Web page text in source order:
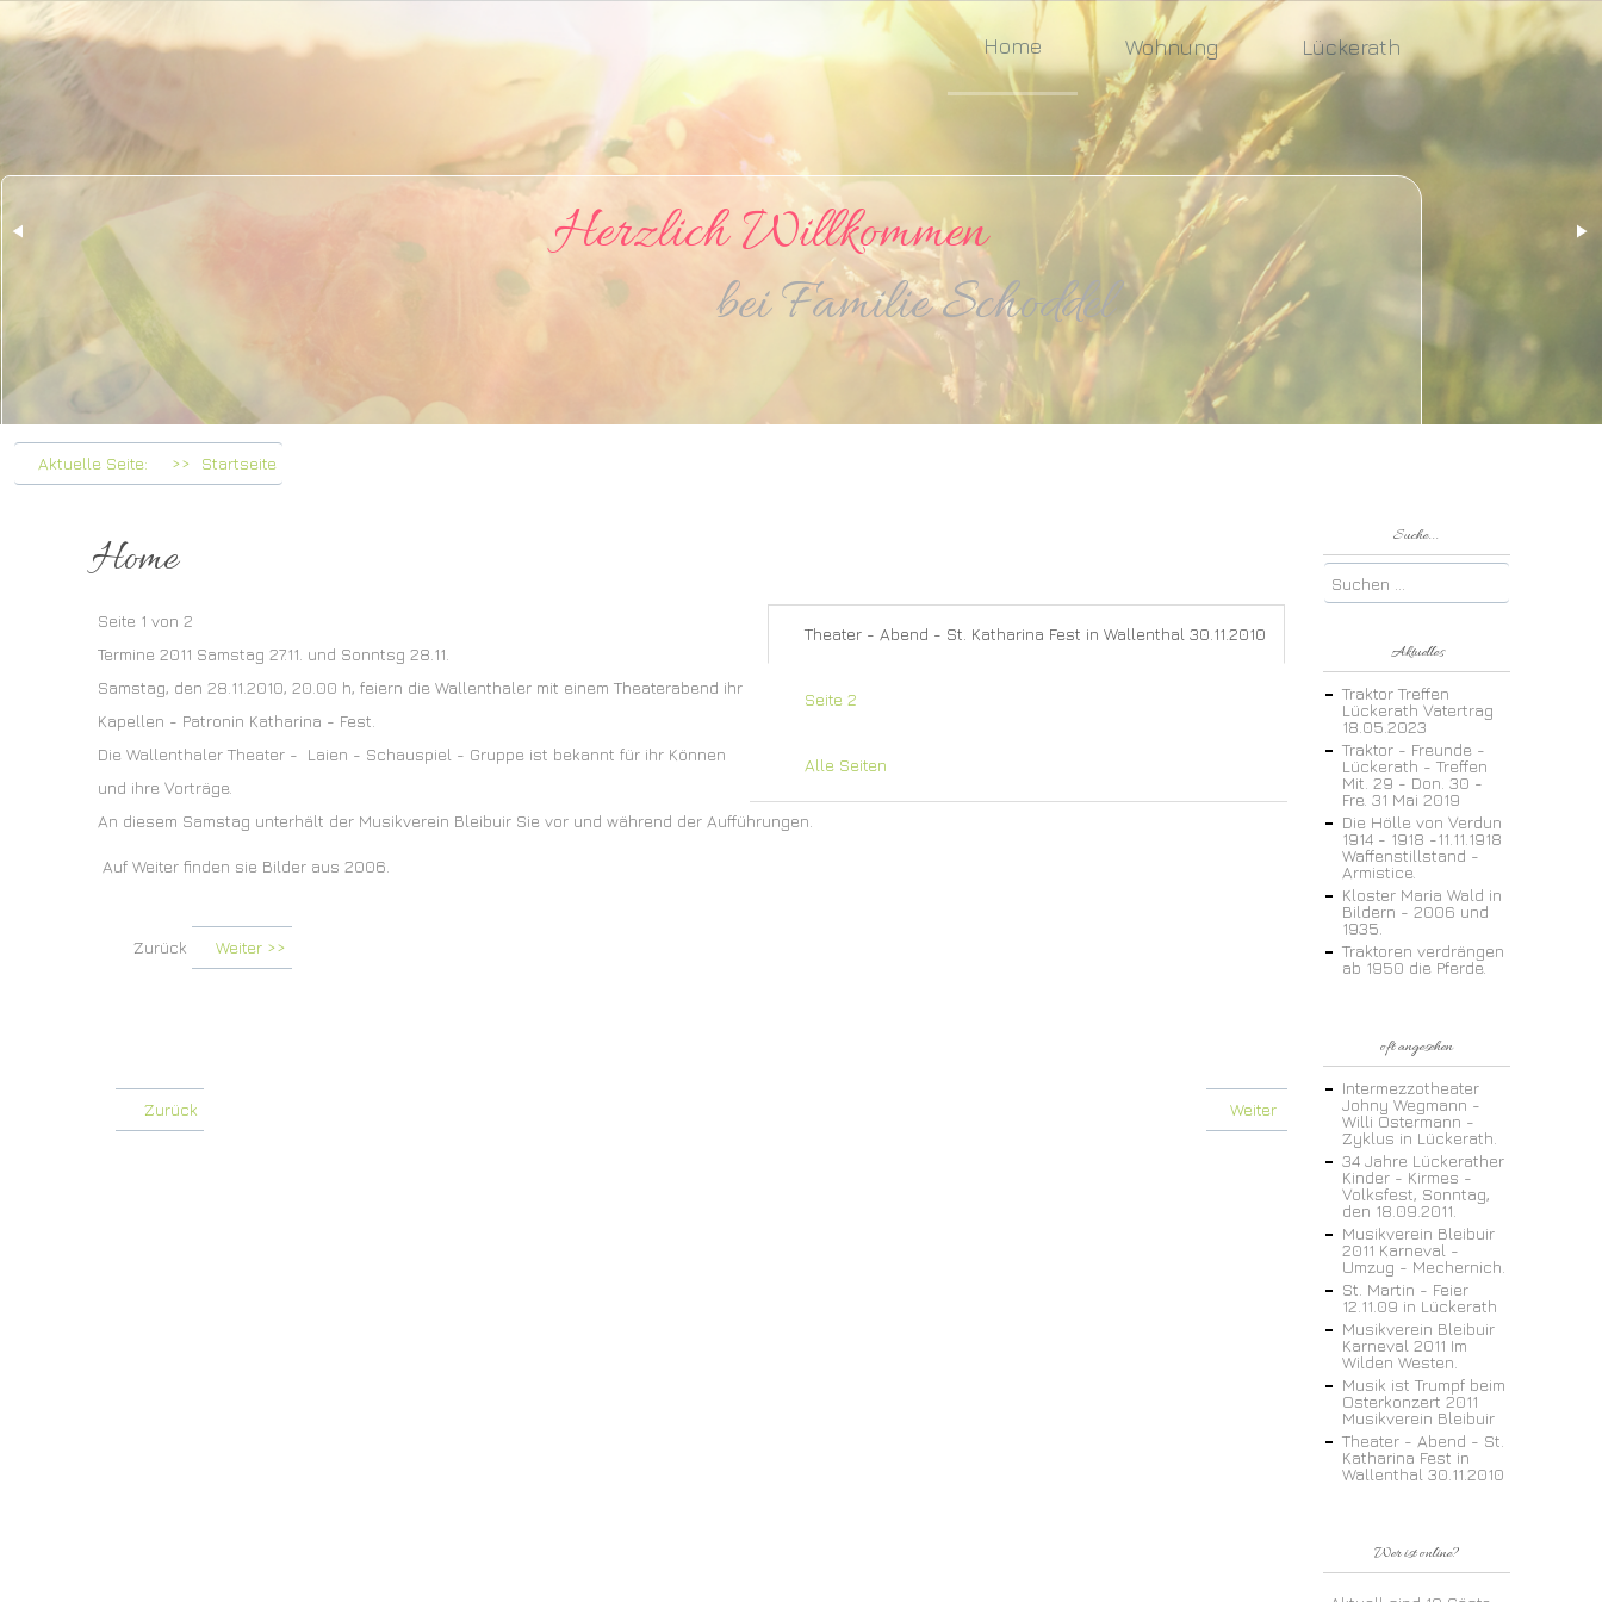
Herzlich Willkommen
bei Familie Schoddel
Home Wohnung Lückerath
Aktuelle Seite: Startseite
Home
Theater - Abend - St. Katharina Fest in Wallenthal 30.11.2010
Seite 2
Alle Seiten
Seite 1 von 2
Termine 2011 Samstag 27.11. und Sonntsg 28.11.
Samstag, den 28.11.2010, 20.00 h, feiern die Wallenthaler mit einem Theaterabend ihr
Kapellen - Patronin Katharina - Fest.
Die Wallenthaler Theater - Laien - Schauspiel - Gruppe ist bekannt für ihr Können
und ihre Vorträge.
An diesem Samstag unterhält der Musikverein Bleibuir Sie vor und während der Aufführungen.
Auf Weiter finden sie Bilder aus 2006.
Zurück Weiter >>
Zurück Weiter
Suche...
Aktuelles
Traktor Treffen
Lückerath Vatertrag
18.05.2023
Traktor - Freunde -
Lückerath - Treffen
Mit. 29 - Don. 30 -
Fre. 31 Mai 2019
Die Hölle von Verdun
1914 - 1918 -11.11.1918
Waffenstillstand -
Armistice.
Kloster Maria Wald in
Bildern - 2006 und
1935.
Traktoren verdrängen
ab 1950 die Pferde.
oft angesehen
Intermezzotheater
Johny Wegmann -
Willi Ostermann -
Zyklus in Lückerath.
34 Jahre Lückerather
Kinder - Kirmes -
Volksfest, Sonntag,
den 18.09.2011.
Musikverein Bleibuir
2011 Karneval -
Umzug - Mechernich.
St. Martin - Feier
12.11.09 in Lückerath
Musikverein Bleibuir
Karneval 2011 Im
Wilden Westen.
Musik ist Trumpf beim
Osterkonzert 2011
Musikverein Bleibuir
Theater - Abend - St.
Katharina Fest in
Wallenthal 30.11.2010
Wer ist online?